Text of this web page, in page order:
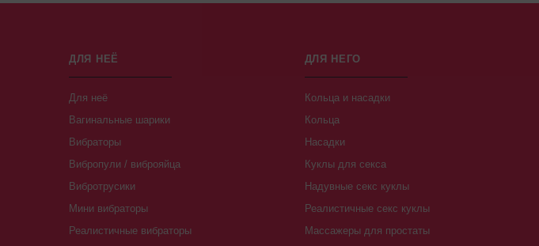
ДЛЯ НЕЁ
Для неё
Вагинальные шарики
Вибраторы
Вибропули / виброяйца
Вибротрусики
Мини вибраторы
Реалистичные вибраторы
ДЛЯ НЕГО
Кольца и насадки
Кольца
Насадки
Куклы для секса
Надувные секс куклы
Реалистичные секс куклы
Массажеры для простаты